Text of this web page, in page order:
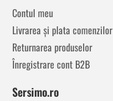
Contul meu
Livrarea și plata comenzilor
Returnarea produselor
Înregistrare cont B2B
Sersimo.ro